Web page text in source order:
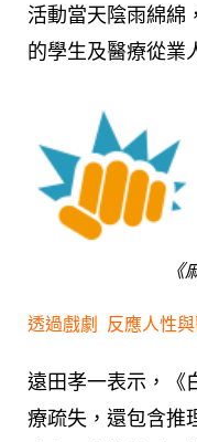
活動當天陰雨綿綿
的學生及醫療從業
透過戲劇 反應人性
遠田孝一表示，《
療疏失，還包含推